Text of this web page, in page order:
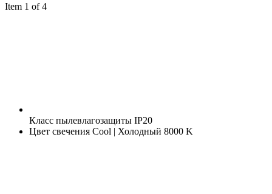
Item 1 of 4
Класс пылевлагозащиты IP20
Цвет свечения Cool | Холодный 8000 K